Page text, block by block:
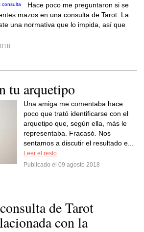
Hace poco me preguntaron si se
mazos en una consulta de Tarot. La
una normativa que lo impida, así que
tu arquetipo
Una amiga me comentaba hace
poco que trató identificarse con el
arquetipo que, según ella, más le
representaba. Fracasó. Nos
sentamos a discutir el resultado e...
Leer el resto
Publicado el 09 agosto 2018
de Tarot
con la